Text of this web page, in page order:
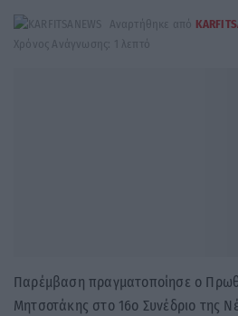
Αναρτήθηκε από
Χρόνος Ανάγνωσης: 1 λεπτό
Παρέμβαση πραγματοποίησε ο
Μητσοτάκης στο 16ο Συνέδριο της